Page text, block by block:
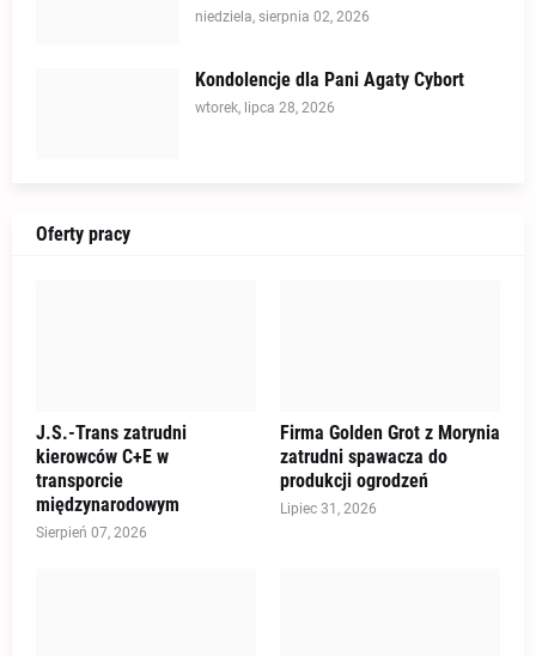
niedziela, sierpnia 02, 2026
Kondolencje dla Pani Agaty Cybort
wtorek, lipca 28, 2026
Oferty pracy
J.S.-Trans zatrudni
kierowców C+E w
transporcie
międzynarodowym
Sierpień 07, 2026
Firma Golden Grot z Morynia
zatrudni spawacza do
produkcji ogrodzeń
Lipiec 31, 2026